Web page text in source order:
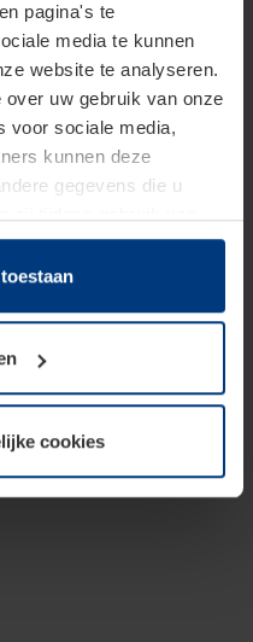
pagina's te
media te kunnen
website te analyseren.
uw gebruik van onze
voor sociale media,
kunnen deze
gegevens die u
cookies op uw
is. Voor alle andere
benodigd. Uw
bij de uitleg van de
cookies